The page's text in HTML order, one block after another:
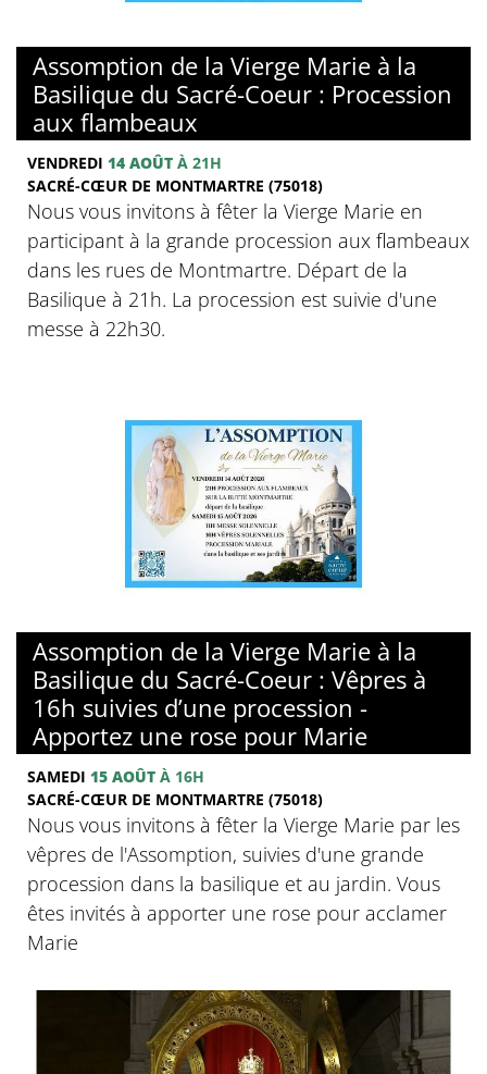
Assomption de la Vierge Marie à la
Basilique du Sacré-Coeur : Procession
aux flambeaux
VENDREDI 14 AOÛT À 21H
SACRÉ-CŒUR DE MONTMARTRE (75018)
Nous vous invitons à fêter la Vierge Marie en
participant à la grande procession aux flambeaux
dans les rues de Montmartre. Départ de la
Basilique à 21h. La procession est suivie d'une
messe à 22h30.
Assomption de la Vierge Marie à la
Basilique du Sacré-Coeur : Vêpres à
16h suivies d’une procession -
Apportez une rose pour Marie
SAMEDI 15 AOÛT À 16H
SACRÉ-CŒUR DE MONTMARTRE (75018)
Nous vous invitons à fêter la Vierge Marie par les
vêpres de l'Assomption, suivies d'une grande
procession dans la basilique et au jardin. Vous
êtes invités à apporter une rose pour acclamer
Marie